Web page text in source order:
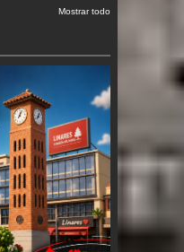
Mostrar todo